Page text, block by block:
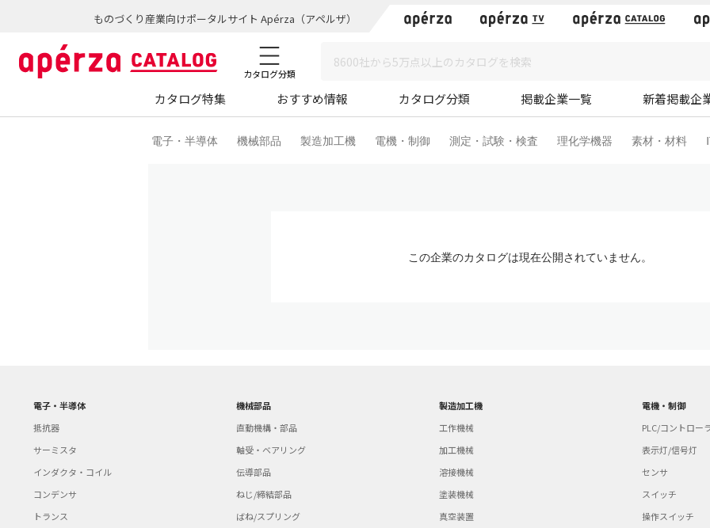
ものづくり産業向けポータルサイト Apérza（アペルザ）
カタログ分類
カタログ特集 おすすめ情報 カタログ分類 掲載企業一覧 新着掲載企
電子・半導体 機械部品 製造加工機 電機・制御 測定・試験・検査 理化学機器 素材・材料
この企業のカタログは現在公開されていません。
電子・半導体
抵抗器
サーミスタ
インダクタ・コイル
コンデンサ
トランス
機械部品
直動機構・部品
軸受・ベアリング
伝導部品
ねじ/締結部品
ばね/スプリング
製造加工機
工作機械
加工機械
溶接機械
塗装機械
真空装置
電機・制御
PLC/コントロー
表示灯/信号灯
センサ
スイッチ
操作スイッチ